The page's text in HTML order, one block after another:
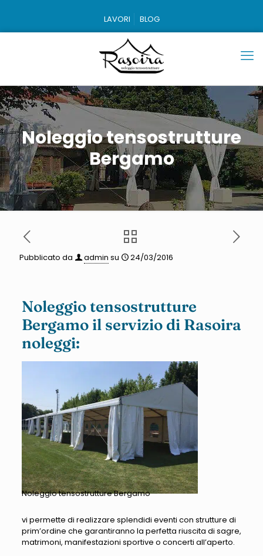
LAVORI BLOG
Noleggio tensostrutture
Bergamo
Pubblicato da admin su 24/03/2016
Noleggio tensostrutture
Bergamo il servizio di Rasoira
noleggi:
Noleggio tensostrutture Bergamo
vi permette di realizzare splendidi eventi con strutture di
prim’ordine che garantiranno la perfetta riuscita di sagre,
matrimoni, manifestazioni sportive o concerti all’aperto.